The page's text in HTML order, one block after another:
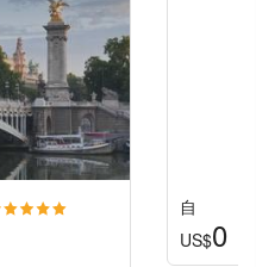
自
US$0